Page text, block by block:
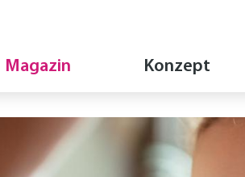
Magazin Konzept